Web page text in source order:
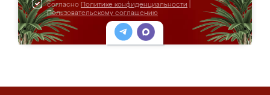
согласно Политике конфиденциальности
Пользовательскому соглашению